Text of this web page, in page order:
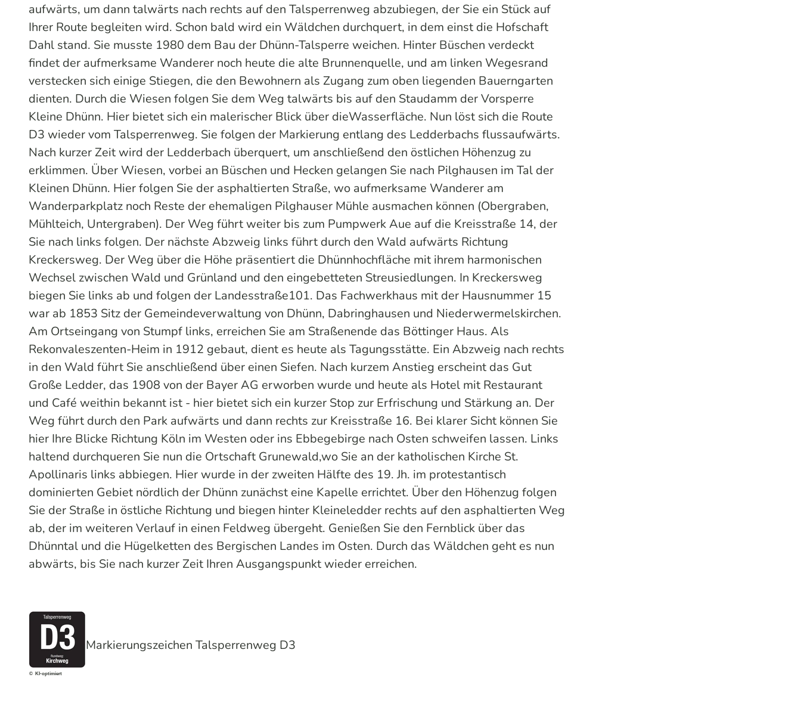
aufwärts, um dann talwärts nach rechts auf den Talsperrenweg abzubiegen, der Sie ein Stück auf
Ihrer Route begleiten wird. Schon bald wird ein Wäldchen durchquert, in dem einst die Hofschaft
Dahl stand. Sie musste 1980 dem Bau der Dhünn-Talsperre weichen. Hinter Büschen verdeckt
findet der aufmerksame Wanderer noch heute die alte Brunnenquelle, und am linken Wegesrand
verstecken sich einige Stiegen, die den Bewohnern als Zugang zum oben liegenden Bauerngarten
dienten. Durch die Wiesen folgen Sie dem Weg talwärts bis auf den Staudamm der Vorsperre
Kleine Dhünn. Hier bietet sich ein malerischer Blick über dieWasserfläche. Nun löst sich die Route
D3 wieder vom Talsperrenweg. Sie folgen der Markierung entlang des Ledderbachs flussaufwärts.
Nach kurzer Zeit wird der Ledderbach überquert, um anschließend den östlichen Höhenzug zu
erklimmen. Über Wiesen, vorbei an Büschen und Hecken gelangen Sie nach Pilghausen im Tal der
Kleinen Dhünn. Hier folgen Sie der asphaltierten Straße, wo aufmerksame Wanderer am
Wanderparkplatz noch Reste der ehemaligen Pilghauser Mühle ausmachen können (Obergraben,
Mühlteich, Untergraben). Der Weg führt weiter bis zum Pumpwerk Aue auf die Kreisstraße 14, der
Sie nach links folgen. Der nächste Abzweig links führt durch den Wald aufwärts Richtung
Kreckersweg. Der Weg über die Höhe präsentiert die Dhünnhochfläche mit ihrem harmonischen
Wechsel zwischen Wald und Grünland und den eingebetteten Streusiedlungen. In Kreckersweg
biegen Sie links ab und folgen der Landesstraße101. Das Fachwerkhaus mit der Hausnummer 15
war ab 1853 Sitz der Gemeindeverwaltung von Dhünn, Dabringhausen und Niederwermelskirchen.
Am Ortseingang von Stumpf links, erreichen Sie am Straßenende das Böttinger Haus. Als
Rekonvaleszenten-Heim in 1912 gebaut, dient es heute als Tagungsstätte. Ein Abzweig nach rechts
in den Wald führt Sie anschließend über einen Siefen. Nach kurzem Anstieg erscheint das Gut
Große Ledder, das 1908 von der Bayer AG erworben wurde und heute als Hotel mit Restaurant
und Café weithin bekannt ist - hier bietet sich ein kurzer Stop zur Erfrischung und Stärkung an. Der
Weg führt durch den Park aufwärts und dann rechts zur Kreisstraße 16. Bei klarer Sicht können Sie
hier Ihre Blicke Richtung Köln im Westen oder ins Ebbegebirge nach Osten schweifen lassen. Links
haltend durchqueren Sie nun die Ortschaft Grunewald,wo Sie an der katholischen Kirche St.
Apollinaris links abbiegen. Hier wurde in der zweiten Hälfte des 19. Jh. im protestantisch
dominierten Gebiet nördlich der Dhünn zunächst eine Kapelle errichtet. Über den Höhenzug folgen
Sie der Straße in östliche Richtung und biegen hinter Kleineledder rechts auf den asphaltierten Weg
ab, der im weiteren Verlauf in einen Feldweg übergeht. Genießen Sie den Fernblick über das
Dhünntal und die Hügelketten des Bergischen Landes im Osten. Durch das Wäldchen geht es nun
abwärts, bis Sie nach kurzer Zeit Ihren Ausgangspunkt wieder erreichen.
© KI-optimiert
Markierungszeichen Talsperrenweg D3